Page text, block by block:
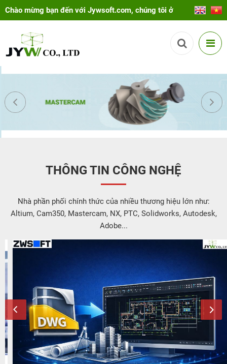
Chào mừng bạn đến với Jywsoft.com, chúng tôi ở
đây để giúp bạn!
THÔNG TIN CÔNG NGHỆ
Nhà phần phối chính thức của nhiều thương hiệu lớn như:
Altium, Cam350, Mastercam, NX, PTC, Solidworks, Autodesk,
Adobe...